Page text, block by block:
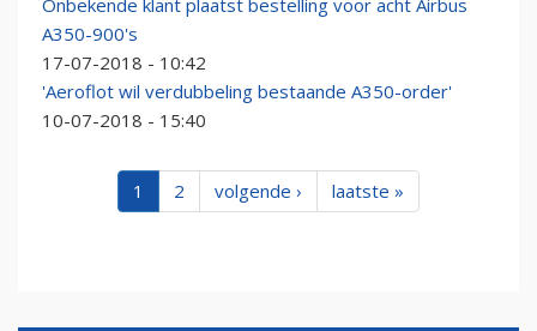
Onbekende klant plaatst bestelling voor acht Airbus
A350-900's
17-07-2018 - 10:42
'Aeroflot wil verdubbeling bestaande A350-order'
10-07-2018 - 15:40
1 2 volgende › laatste »